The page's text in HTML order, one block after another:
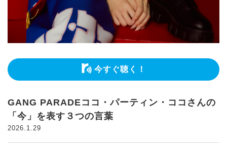
今すぐ聴く！
GANG PARADEココ・パーティン・ココさんの
「今」を表す３つの言葉
2026.1.29